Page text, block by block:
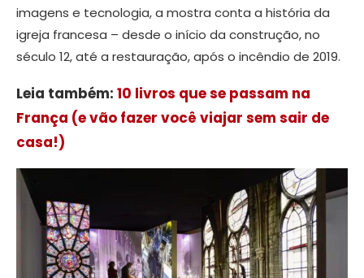
imagens e tecnologia, a mostra conta a história da
igreja francesa – desde o início da construção, no
século 12, até a restauração, após o incêndio de 2019.
Leia também: 10 livros que se passam na
França (e vão fazer você viajar sem sair de
casa!)